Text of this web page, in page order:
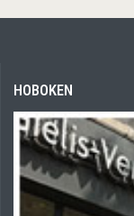
HOBOKEN